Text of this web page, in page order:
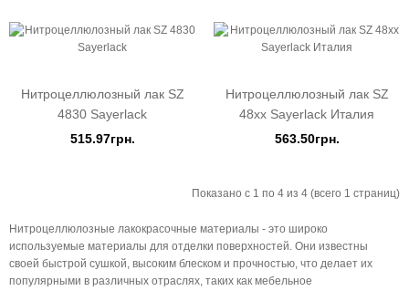
Нитроцеллюлозный лак SZ
4830 Sayerlack
515.97грн.
Нитроцеллюлозный лак SZ
48xx Sayerlack Италия
563.50грн.
Показано с 1 по 4 из 4 (всего 1 страниц)
Нитроцеллюлозные лакокрасочные материалы - это широко
используемые материалы для отделки поверхностей. Они известны
своей быстрой сушкой, высоким блеском и прочностью, что делает их
популярными в различных отраслях, таких как мебельное